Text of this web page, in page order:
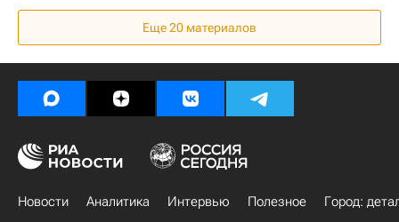
ГК "ПИК"
"Дом.РФ"
Девелоперы
Еще 20 материалов
Новости Аналитика Интервью Полезное
Город: